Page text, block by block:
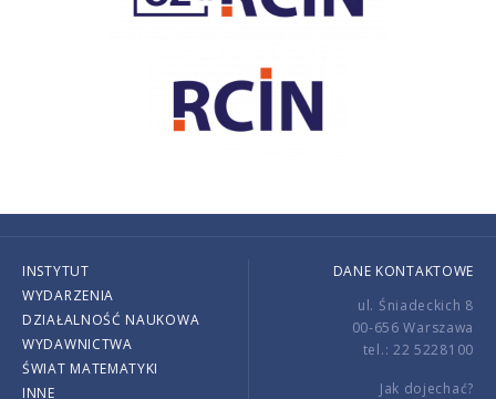
INSTYTUT
WYDARZENIA
DZIAŁALNOŚĆ NAUKOWA
WYDAWNICTWA
ŚWIAT MATEMATYKI
INNE
DANE KONTAKTOWE
ul. Śniadeckich 8
00-656 Warszawa
tel.: 22 5228100
Jak dojechać?